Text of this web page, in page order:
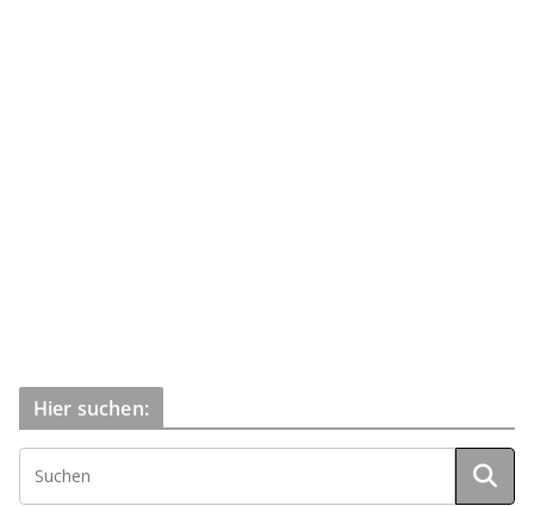
Hier suchen: